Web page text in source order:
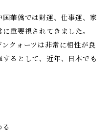
華僑では財運、仕事運、家
重要視されてきました。
クォーツは非常に相性が良
るとして、近年、日本でも